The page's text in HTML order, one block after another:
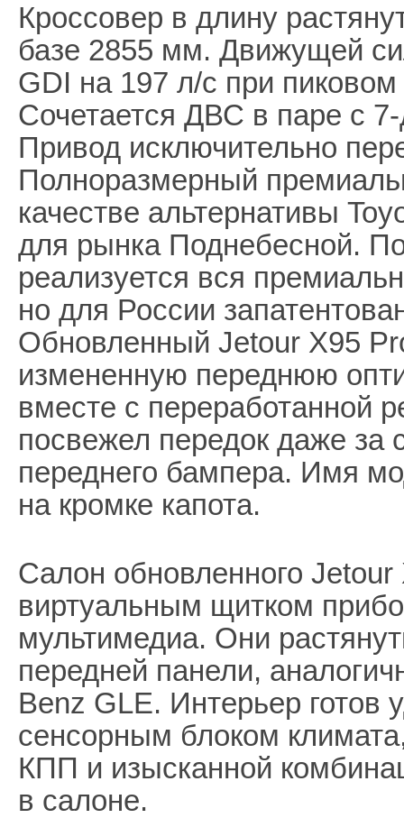
Кроссовер в длину
базе 2855 мм. Движущей
GDI на 197 л/с при
Сочетается ДВС в паре с
Привод исключительно
Полноразмерный
качестве альтернативы
для рынка Поднебесной.
реализуется вся
но для России
Обновленный Jetour X95
измененную переднюю
вместе с переработанной
посвежел передок даже за
переднего бампера. Имя
на кромке капота.
Салон обновленного Jetour
виртуальным щитком
мультимедиа. Они
передней панели,
Benz GLE. Интерьер готов
сенсорным блоком
КПП и изысканной
в салоне.